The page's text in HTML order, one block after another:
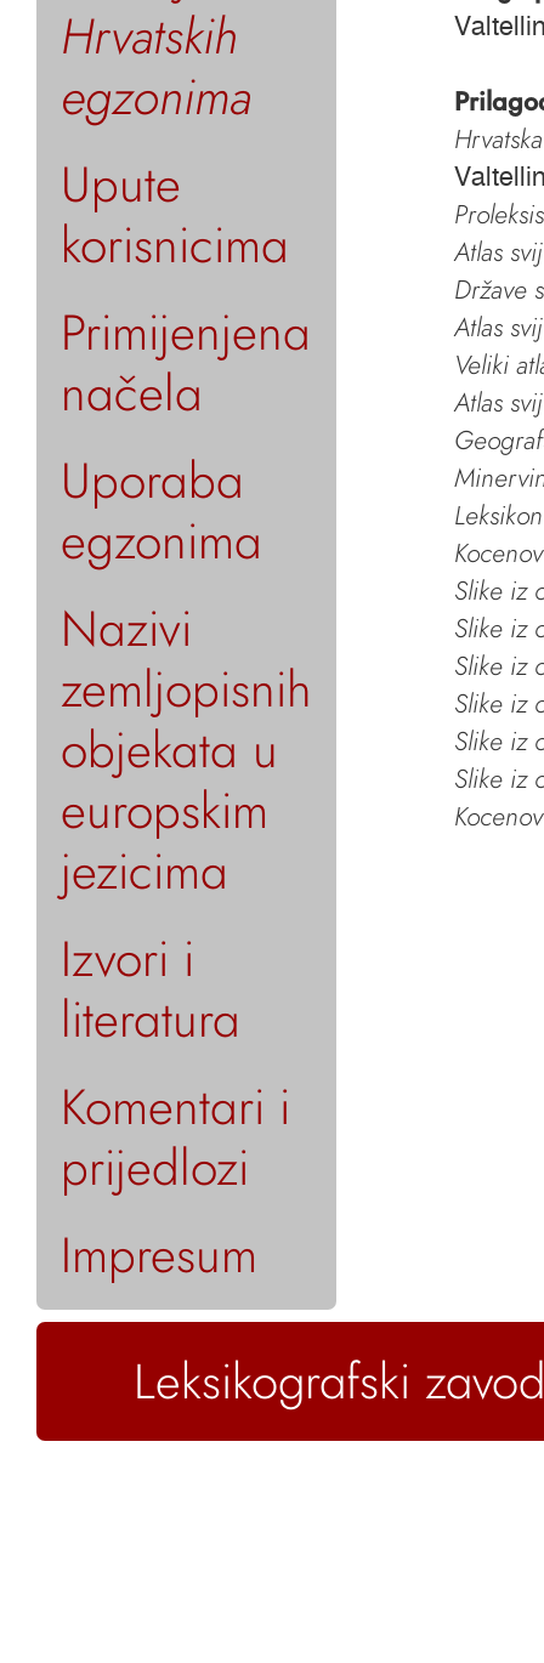
Hrvatskih
egzonima
Upute
korisnicima
Primijenjena
načela
Uporaba
egzonima
Nazivi
zemljopisnih
objekata u
europskim
jezicima
Izvori i
literatura
Komentari i
prijedlozi
Impresum
Atlas
Države
Atlas
Veliki
Atlas
Slike iz
Slike iz
Slike iz
Slike iz
Slike iz
Slike iz
Leksikografski